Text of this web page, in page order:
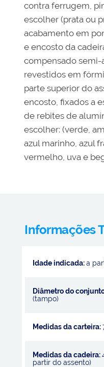
contra ferrugem,
escolher (prata ou
acabamento em
e encosto da
compensado semi-
revestidos em
parte superior do
encosto, fixados a
de rebites de
escolher: (verde,
azul marinho, azul
vermelho, uva e
Informações
Idade indicada:a
Diâmetro do
(tampo)
Medidas da carteira:
Medidas da cadeira:
partir do assento)